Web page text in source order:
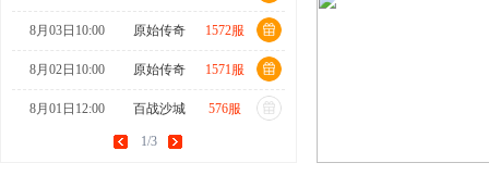
8月03日10:00 原始传奇 1572服
8月02日10:00 原始传奇 1571服
8月01日12:00 百战沙城 576服
原始传奇
1/3